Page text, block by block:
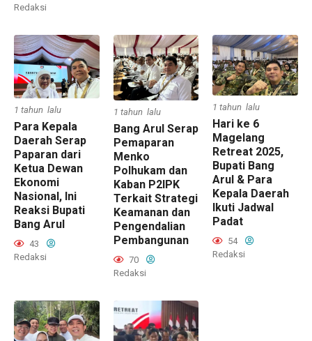
Redaksi
1 tahun lalu
Para Kepala
Daerah Serap
Paparan dari
Ketua Dewan
Ekonomi
Nasional, Ini
Reaksi Bupati
Bang Arul
43
Redaksi
1 tahun lalu
Bang Arul Serap
Pemaparan
Menko
Polhukam dan
Kaban P2IPK
Terkait Strategi
Keamanan dan
Pengendalian
Pembangunan
70
Redaksi
1 tahun lalu
Hari ke 6
Magelang
Retreat 2025,
Bupati Bang
Arul & Para
Kepala Daerah
Ikuti Jadwal
Padat
54
Redaksi